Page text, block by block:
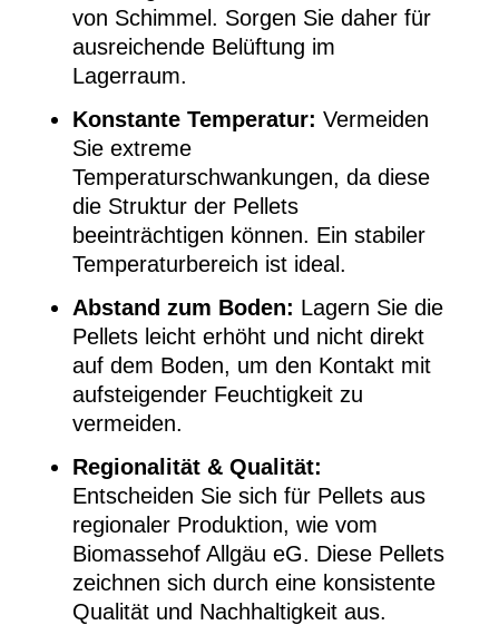
von Schimmel. Sorgen Sie daher für
ausreichende Belüftung im
Lagerraum.
Konstante Temperatur: Vermeiden
Sie extreme
Temperaturschwankungen, da diese
die Struktur der Pellets
beeinträchtigen können. Ein stabiler
Temperaturbereich ist ideal.
Abstand zum Boden: Lagern Sie die
Pellets leicht erhöht und nicht direkt
auf dem Boden, um den Kontakt mit
aufsteigender Feuchtigkeit zu
vermeiden.
Regionalität & Qualität:
Entscheiden Sie sich für Pellets aus
regionaler Produktion, wie vom
Biomassehof Allgäu eG. Diese Pellets
zeichnen sich durch eine konsistente
Qualität und Nachhaltigkeit aus.